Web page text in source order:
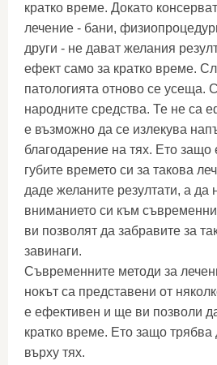
кратко време. Докато
лечение - бани,
други - не дават желания
ефект само за кратко време.
патологията отново се усеща.
народните средства. Те не са
е възможно да се излекува
благодарение на тях. Ето
губите времето си за такова
даде желаните резултати, а да
вниманието си към
ви позволят да забравите за
завинаги.
Съвременните методи за
нокът са представени от
е ефективен и ще ви позволи
кратко време. Ето защо трябва
върху тях.